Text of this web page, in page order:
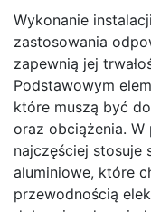
Wykonanie
zastosowania
zapewnią jej
Podstawowym
które muszą być
oraz obciążenia.
najczęściej stosuje
aluminiowe, które
przewodnością